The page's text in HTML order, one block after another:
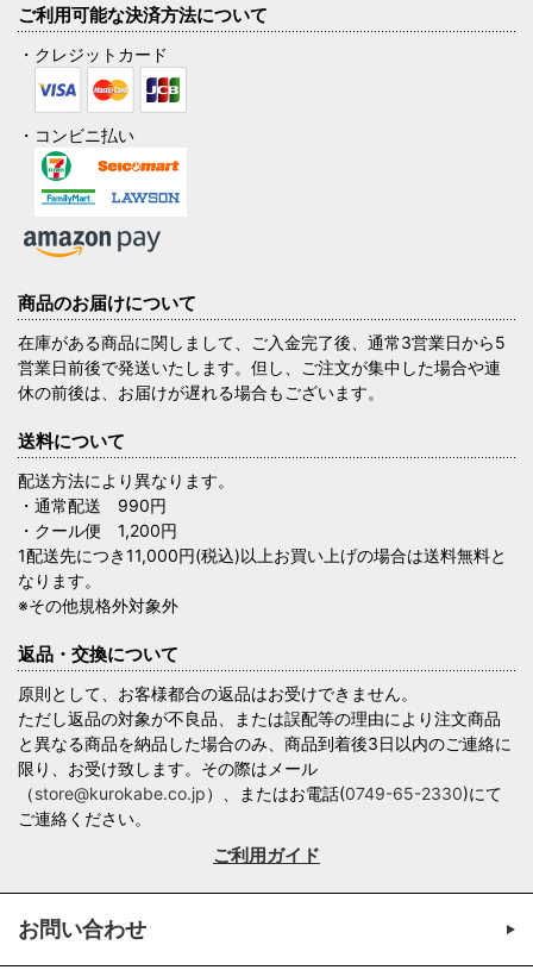
ご利用可能な決済方法について
・クレジットカード
・コンビニ払い
商品のお届けについて
在庫がある商品に関しまして、ご入金完了後、通常3営業日から5
営業日前後で発送いたします。但し、ご注文が集中した場合や連
休の前後は、お届けが遅れる場合もございます。
送料について
配送方法により異なります。
・通常配送 990円
・クール便 1,200円
1配送先につき11,000円(税込)以上お買い上げの場合は送料無料と
なります。
※その他規格外対象外
返品・交換について
原則として、お客様都合の返品はお受けできません。
ただし返品の対象が不良品、または誤配等の理由により注文商品
と異なる商品を納品した場合のみ、商品到着後3日以内のご連絡に
限り、お受け致します。その際はメール
（store@kurokabe.co.jp）、またはお電話(0749-65-2330)にて
ご連絡ください。
ご利用ガイド
お問い合わせ